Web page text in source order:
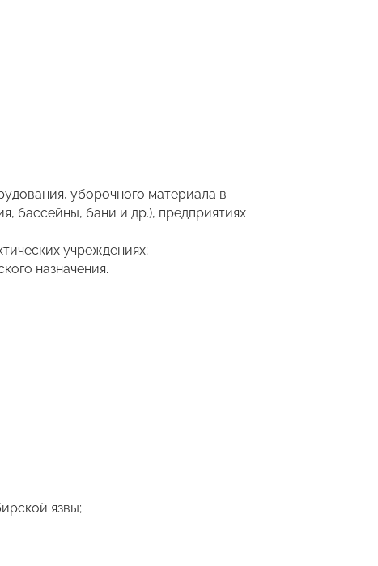
уборочного материала в
бассейны, бани и др.), предприятиях
учреждениях;
назначения.
язвы;